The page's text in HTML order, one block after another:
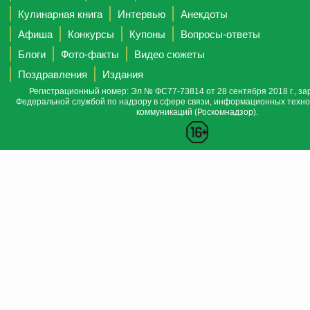
Кулинарная книга
Интервью
Анекдоты
Афиша
Конкурсы Купоны
Вопросы-ответы
Блоги
Фото-факты
Видео сюжеты
Поздравления
Издания
Регистрационный номер: Эл № ФС77-73814 от 28 сентября 2018 г.,
Федеральной службой по надзору в сфере связи, информационных
коммуникаций (Роскомнадзор).